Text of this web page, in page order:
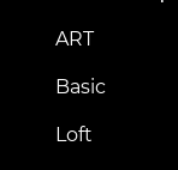
ART
Basic
Loft